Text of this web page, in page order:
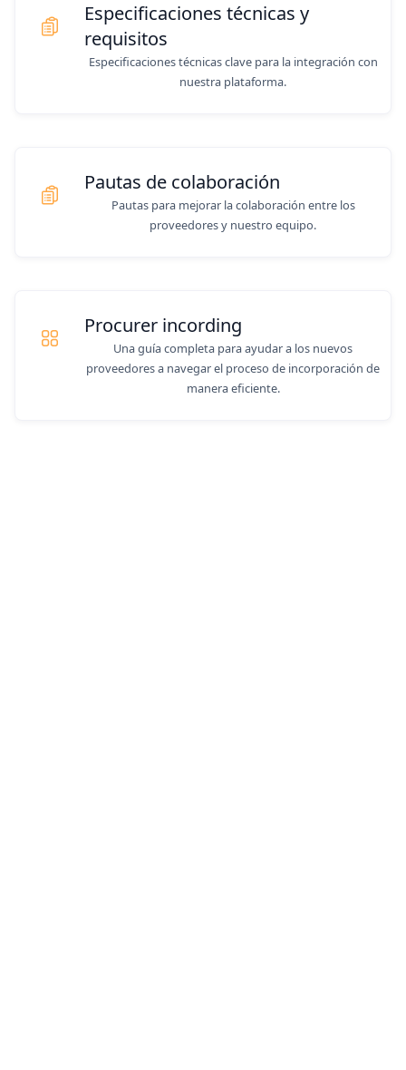
Especificaciones técnicas y
requisitos
Especificaciones técnicas clave para la integración con
nuestra plataforma.
Pautas de colaboración
Pautas para mejorar la colaboración entre los
proveedores y nuestro equipo.
Procurer incording
Una guía completa para ayudar a los nuevos
proveedores a navegar el proceso de incorporación de
manera eficiente.